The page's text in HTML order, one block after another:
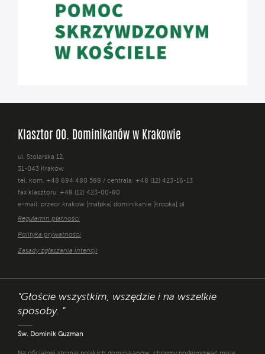
Klasztor OO. Dominikanów w Krakowie
ul. Stolarska 12,
31-043 Kraków
tel. kom. +48 694 480 588 / centrala: +48 (12) 423-16-13
fax klasztoru: +48 (12) 423-00-80
e-mail: przeor.krakow [małpka] dominikanie [kropka] pl
Regulamin płatności
Polityka prywatności
Zasady zgłaszania intencji
"Głoście wszystkim, wszędzie i na wszelkie
sposoby. "
Św. Dominik Guzman